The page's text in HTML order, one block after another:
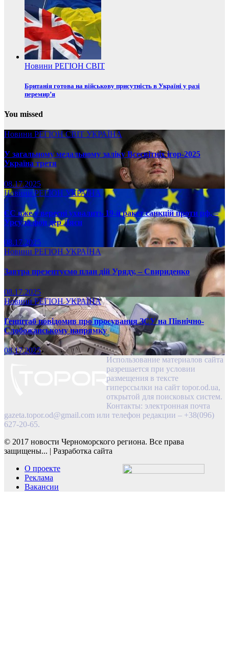
Новини РЕГІОН СВІТ
Британія готова на військову присутність в Україні у разі
перемир’я
You missed
Новини РЕГІОНСВІТ УКРАЇНА
У загальному медальному заліку Всесвітніх ігор-2025
Україна третя
08.17.2025
НовиниРЕГІОН УКРАЇНА
ЄС вже у вересні ухвалить 19-й ракет санкцій проти рф, –
Урсула фон дер Ляєн
08.17.2025
Новини РЕГІОН УКРАЇНА
Завтра презентуємо план дій Уряду, – Свириденко
08.17.2025
НовиниРЕГІОНУКРАЇНА
Генштаб повідомив про просування ЗСУ на Північно-
Слобожанському напрямку
08.17.2025
Использование материалов сайта
разрешается при условии
размещения в тексте
гиперссылки на сайт topor.od.ua,
открытой для поисковых систем.
Контакты: электронная почта
gazeta.topor.od@gmail.com или телефон редакции – +38(096)
627-20-65.
© 2017 новости Черноморского региона. Все права
защищены... | Разработка сайта
О проекте
Реклама
Вакансии